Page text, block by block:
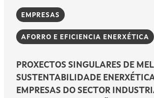
EMPRESAS
AFORRO E EFICIENCIA ENERXÉTICA
PROXECTOS SINGULARES DE
SUSTENTABILIDADE
EMPRESAS DO SECTOR